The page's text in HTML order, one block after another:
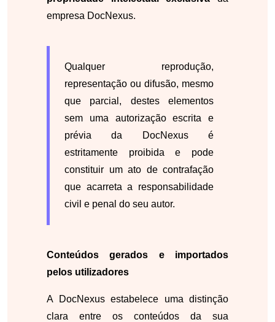
empresa DocNexus.
Qualquer reprodução,
representação ou difusão, mesmo
que parcial, destes elementos
sem uma autorização escrita e
prévia da DocNexus é
estritamente proibida e pode
constituir um ato de contrafação
que acarreta a responsabilidade
civil e penal do seu autor.
Conteúdos gerados e importados
pelos utilizadores
A DocNexus estabelece uma distinção
clara entre os conteúdos da sua